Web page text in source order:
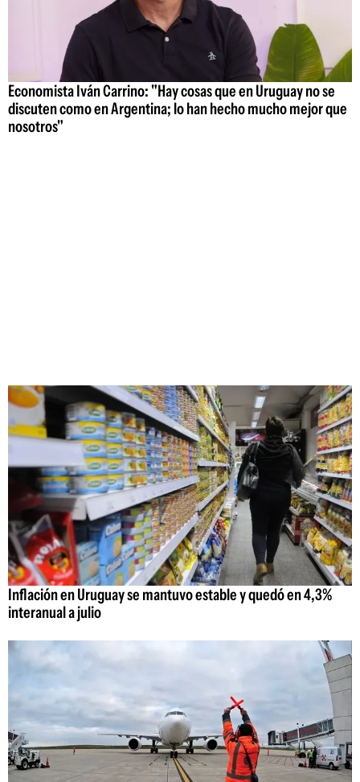
Economista Iván Carrino: "Hay cosas que en Uruguay no se
discuten como en Argentina; lo han hecho mucho mejor que
nosotros"
Inflación en Uruguay se mantuvo estable y quedó en 4,3%
interanual a julio